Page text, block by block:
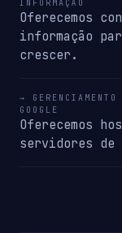
INFORMAÇÃO
Oferecemos
informação
crescer.
→
GOOGLE
Oferecemos
servidores de